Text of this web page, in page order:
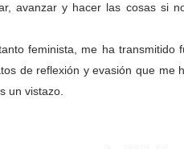
avanzar y hacer las cosas si
feminista, me ha transmitido
de reflexión y evasión que me
un vistazo.